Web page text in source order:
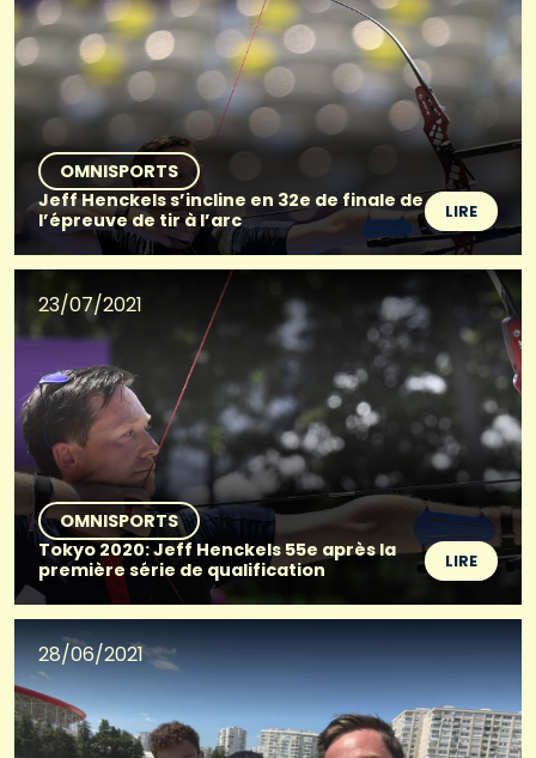
OMNISPORTS
Jeff Henckels s’incline en 32e de finale de
l’épreuve de tir à l’arc
LIRE
23/07/2021
OMNISPORTS
Tokyo 2020: Jeff Henckels 55e après la
première série de qualification
LIRE
28/06/2021